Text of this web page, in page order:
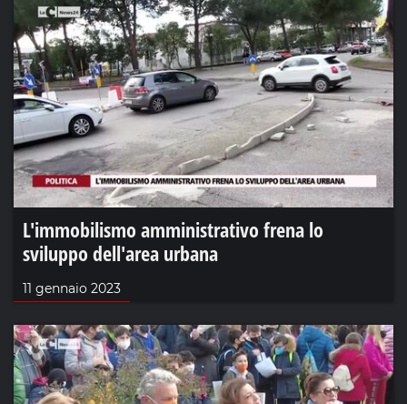
L'immobilismo amministrativo frena lo
sviluppo dell'area urbana
11 gennaio 2023